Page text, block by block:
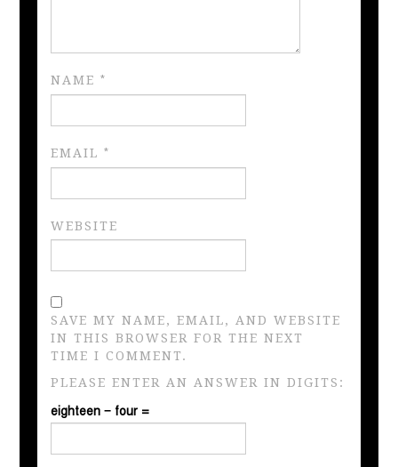
NAME*
EMAIL*
WEBSITE
SAVE MY NAME, EMAIL, AND WEBSITE
IN THIS BROWSER FOR THE NEXT
TIME I COMMENT.
PLEASE ENTER AN ANSWER IN DIGITS:
eighteen − four =